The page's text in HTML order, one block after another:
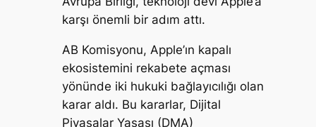
karşı önemli bir adım attı.
AB Komisyonu, Apple’ın kapalı
ekosistemini rekabete açması
yönünde iki hukuki bağlayıcılığı olan
karar aldı. Bu kararlar, Dijital
Piyasalar Yasası (DMA)